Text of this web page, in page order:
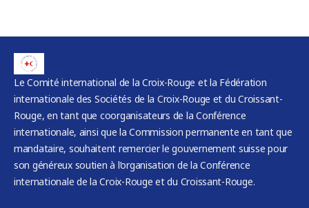
Le Comité international de la Croix-Rouge et la Fédération
internationale des Sociétés de la Croix-Rouge et du Croissant-
Rouge, en tant que coorganisateurs de la Conférence
internationale, ainsi que la Commission permanente en tant que
mandataire, souhaitent remercier le gouvernement suisse pour
son généreux soutien à l’organisation de la Conférence
internationale de la Croix-Rouge et du Croissant-Rouge.